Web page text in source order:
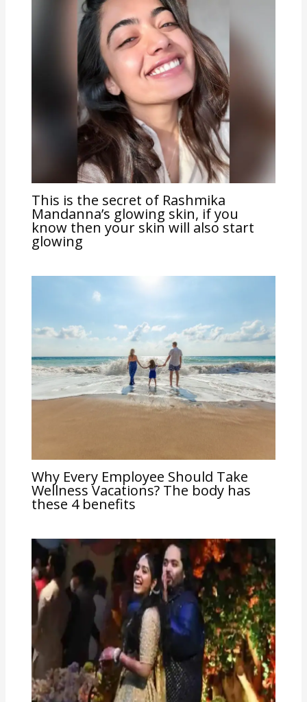
This is the secret of Rashmika
Mandanna’s glowing skin, if you
know then your skin will also start
glowing
Why Every Employee Should Take
Wellness Vacations? The body has
these 4 benefits